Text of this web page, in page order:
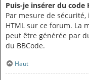
Puis-je insérer du code
Par mesure de sécurité,
HTML sur ce forum. La
peut être générée par
du BBCode.
Haut